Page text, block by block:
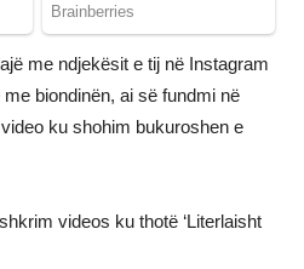
me ndjekësit e tij në Instagram
biondinën, ai së fundmi në
ku shohim bukuroshen e
videos ku thotë ‘Literlaisht